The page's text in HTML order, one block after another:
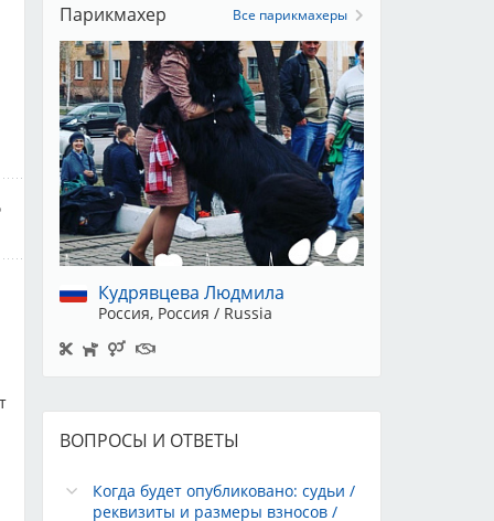
Парикмахер
Кудрявцева Людмила
Россия, Россия / Russia
Все парикмахеры
ВОПРОСЫ И ОТВЕТЫ
Когда будет опубликовано: судьи /
реквизиты и размеры взносов /